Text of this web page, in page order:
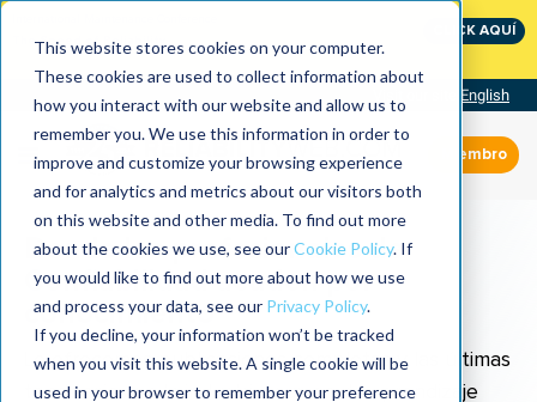
This website stores cookies on your computer.
These cookies are used to collect information about
how you interact with our website and allow us to
remember you. We use this information in order to
improve and customize your browsing experience
and for analytics and metrics about our visitors both
on this website and other media. To find out more
about the cookies we use, see ourCookie Policy. If
you would like to find out more about how we use
and process your data, see our Privacy Policy.
If you decline, your information won’t be tracked
when you visit this website. A single cookie will be
used in your browser to remember your preference
The Speed of Reliability
CLICK AQUÍ
English
Miembro
Donde los profesionales de
Confiabilidad acuden por
conocimiento
Le ofrecemos publicaciones completas y las últimas
tendencias en la industria. cursos de aprendizaje